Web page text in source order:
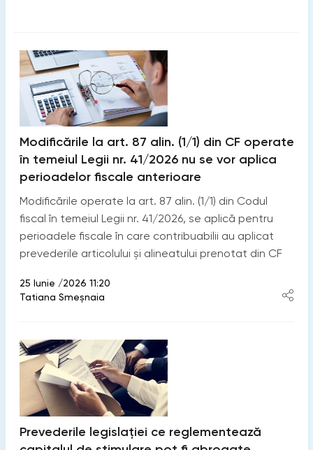
Modificările la art. 87 alin. (1/1) din CF operate
în temeiul Legii nr. 41/2026 nu se vor aplica
perioadelor fiscale anterioare
Modificările operate la art. 87 alin. (1/1) din Codul
fiscal în temeiul Legii nr. 41/2026, se aplică pentru
perioadele fiscale în care contribuabilii au aplicat
prevederile articolului și alineatului prenotat din CF
25 Iunie /2026 11:20
Tatiana Smeșnaia
Prevederile legislației ce reglementează